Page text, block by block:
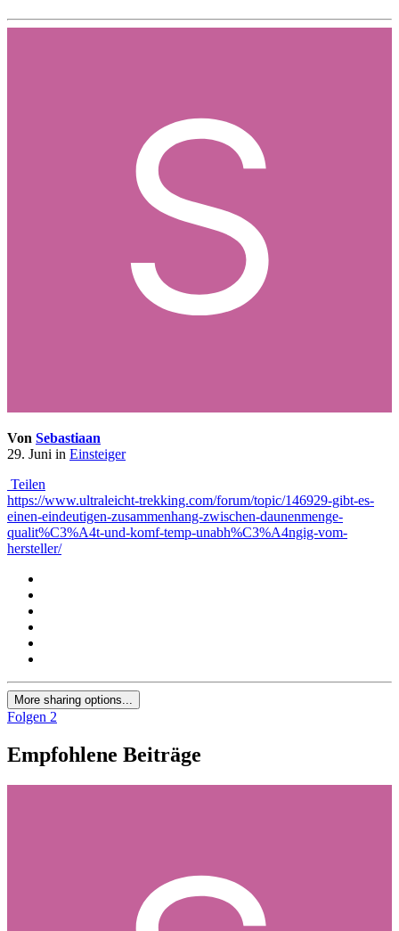
Von Sebastiaan
29. Juni in Einsteiger
Teilen
https://www.ultraleicht-trekking.com/forum/topic/146929-gibt-es-
einen-eindeutigen-zusammenhang-zwischen-daunenmenge-
qualit%C3%A4t-und-komf-temp-unabh%C3%A4ngig-vom-
hersteller/
More sharing options...
Folgen 2
Empfohlene Beiträge